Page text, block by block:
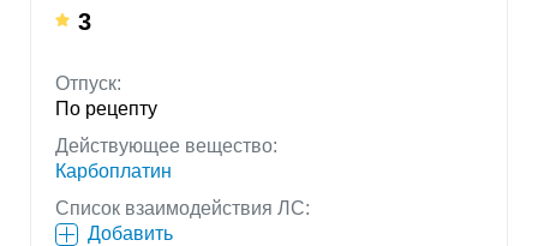
3
Отпуск:
По рецепту
Действующее вещество:
Карбоплатин
Список взаимодействия ЛС:
Добавить